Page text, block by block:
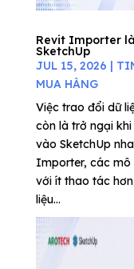
Revit Importer
SketchUp
JUL 15, 2026 |
MUA HÀNG
Việc trao đổi dữ
còn là trở ngại
vào SketchUp
Importer, các mô
với ít thao tác
liệu...